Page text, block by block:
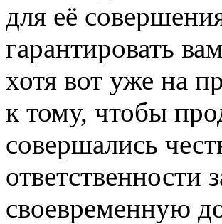
для её
гарантировать
хотя вот уже на
к тому, чтобы
совершались
ответственности
своевременную